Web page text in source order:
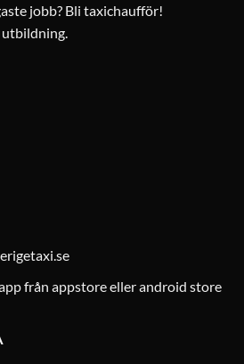
jobb? Bli taxichaufför!
från appstore eller android store